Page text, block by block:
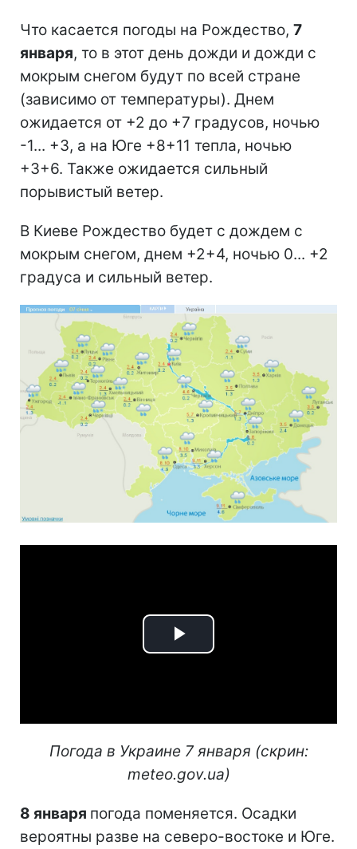
Что касается погоды на Рождество, 7
января, то в этот день дожди и дожди с
мокрым снегом будут по всей стране
(зависимо от температуры). Днем
ожидается от +2 до +7 градусов, ночью
-1... +3, а на Юге +8+11 тепла, ночью
+3+6. Также ожидается сильный
порывистый ветер.
В Киеве Рождество будет с дождем с
мокрым снегом, днем +2+4, ночью 0... +2
градуса и сильный ветер.
Play
Погода в Украине 7 января (скрин:
meteo.gov.ua)
8 января погода поменяется. Осадки
вероятны разве на северо-востоке и Юге.